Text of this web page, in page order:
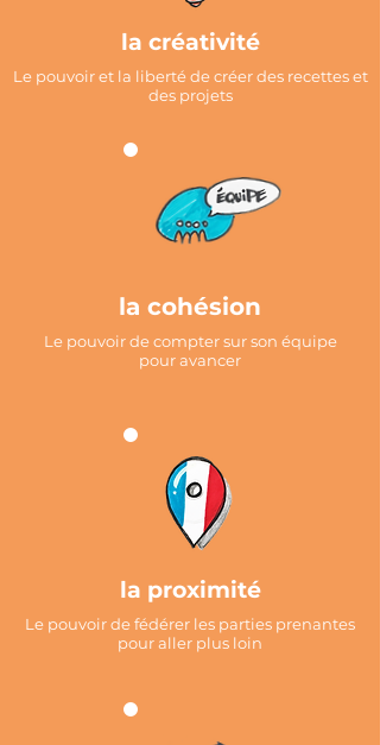
la créativité
Le pouvoir et la liberté de créer des recettes et
des projets
la cohésion
Le pouvoir de compter sur son équipe
pour avancer
la proximité
Le pouvoir de fédérer les parties prenantes
pouraller plus loin